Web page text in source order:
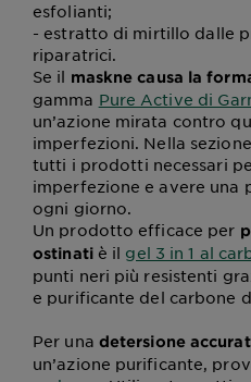
esfolianti;
- estratto di mirtillo dalle
riparatrici.
Se il maskne causa la
gamma Pure Active di
un’azione mirata contro
imperfezioni. Nella sezione
tutti i prodotti necessari
imperfezione e avere una
ogni giorno.
Un prodotto efficace per
ostinatiè il gel 3 in 1 al
punti neri più resistenti
e purificante del carbone
Per una detersione
un’azione purificante,